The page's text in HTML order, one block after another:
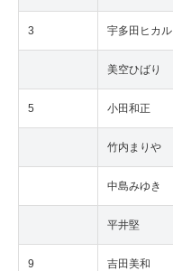
3 宇多田ヒカル
美空ひばり
5 小田和正
竹内まりや
中島みゆき
平井堅
9 吉田美和